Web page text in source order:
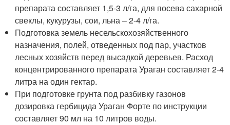
препарата составляет 1,5-3 л/га, для посева сахарной
свеклы, кукурузы, сои, льна – 2-4 л/га.
Подготовка земель несельскохозяйственного
назначения, полей, отведенных под пар, участков
лесных хозяйств перед высадкой деревьев. Расход
концентрированного препарата Ураган составляет 2-4
литра на один гектар.
При подготовке грунта под разбивку газонов
дозировка гербицида Ураган Форте по инструкции
составляет 90 мл на 10 литров воды.